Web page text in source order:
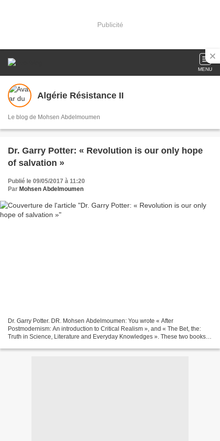
Publicité
MENU
Algérie Résistance II
Le blog de Mohsen Abdelmoumen
Dr. Garry Potter: « Revolution is our only hope
of salvation »
Publié le 09/05/2017 à 11:20
Par Mohsen Abdelmoumen
Dr. Garry Potter. DR. Mohsen Abdelmoumen: You wrote « After
Postmodernism: An introduction to Critical Realism », and « The Bet, the:
Truth in Science, Literature and Everyday Knowledges ». These two books